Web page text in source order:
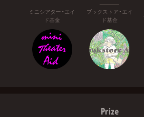
ミニシアター・エイ
ド基金
ブックストア・エイ
ド基金
Prize